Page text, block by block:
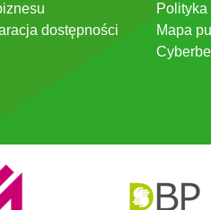
dostępności
Mapa